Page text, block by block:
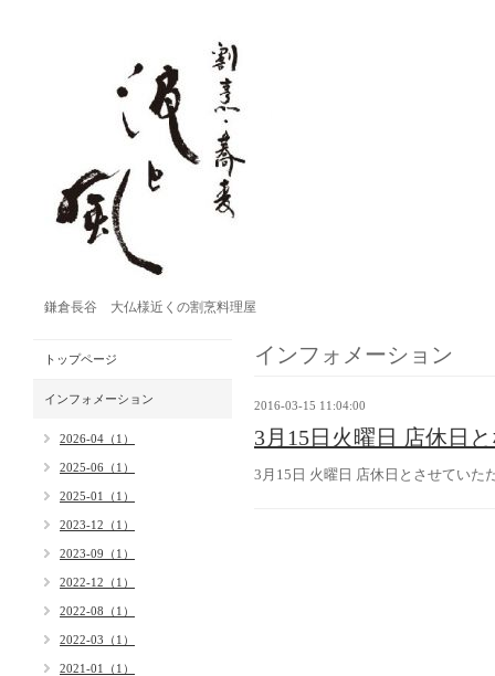
鎌倉長谷 大仏様近くの割烹料理屋
インフォメーション
2016-03-15 11:04:00
3月15日火曜日 店休日
3月15日 火曜日 店休日とさせていた
トップページ
インフォメーション
2026-04（1）
2025-06（1）
2025-01（1）
2023-12（1）
2023-09（1）
2022-12（1）
2022-08（1）
2022-03（1）
2021-01（1）